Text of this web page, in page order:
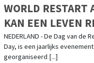
WORLD RESTART
KAN EEN LEVEN
NEDERLAND - De Dag van de
Day, is een jaarlijks
georganiseerd [...]